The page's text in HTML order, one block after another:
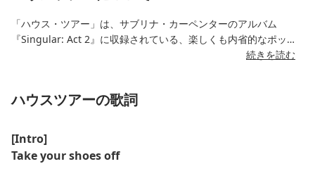
「ハウス・ツアー」は、サブリナ・カーペンターのアルバム
『Singular: Act 2』に収録されている、楽しくも内省的なポップ
ソングです。27年2021月XNUMX日にリリースされたこの曲は、
を「巡る」という視点から書かれており、内面と外面の両方にお
この曲は、生き生きとしたシンセサイザーによる魅力的なインス
トゥルメンタルアレンジ、キャッチーなフック、そしてサブリナ
続きを読む
ハウスツアーの歌詞
[Intro]
Take your shoes off